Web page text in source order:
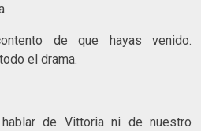
de que hayas venido.
el drama.
de Vittoria ni de nuestro